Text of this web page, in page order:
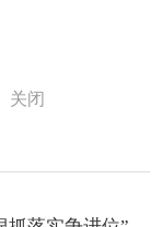
关闭